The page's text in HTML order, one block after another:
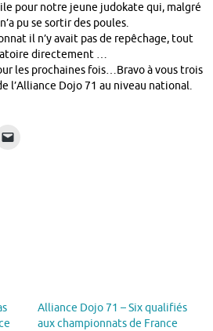
pour notre jeune judokate qui, malgré
pu se sortir des poules.
il n’y avait pas de repêchage, tout
directement …
les prochaines fois…Bravo à vous trois
l’Alliance Dojo 71 au niveau national.
Alliance Dojo 71 – Six qualifiés
aux championnats de France